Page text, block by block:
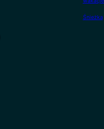
Śnieżka